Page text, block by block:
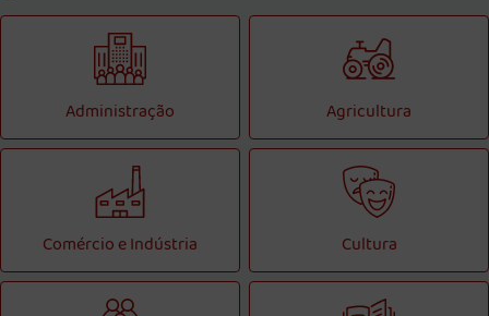
Administração Agricultura
Comércio e Indústria Cultura